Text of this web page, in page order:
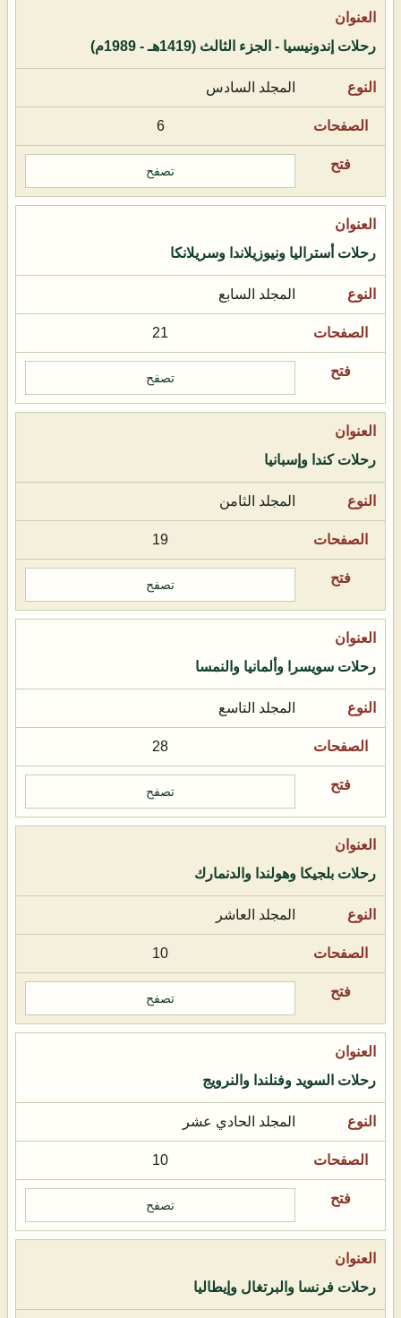
رحلات إندونيسيا - الجزء الثالث (1419هـ - 1989م)
المجلد السادس
6
تصفح
رحلات أستراليا ونيوزيلاندا وسريلانكا
المجلد السابع
21
تصفح
رحلات كندا وإسبانيا
المجلد الثامن
19
تصفح
رحلات سويسرا وألمانيا والنمسا
المجلد التاسع
28
تصفح
رحلات بلجيكا وهولندا والدنمارك
المجلد العاشر
10
تصفح
رحلات السويد وفنلندا والنرويج
المجلد الحادي عشر
10
تصفح
رحلات فرنسا والبرتغال وإيطاليا